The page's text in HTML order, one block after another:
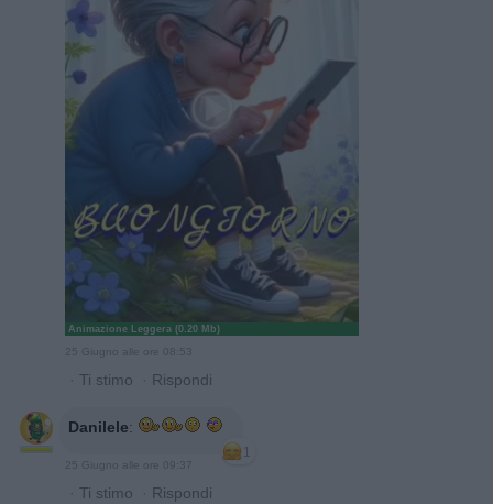
Animazione Leggera (0.20 Mb)
25 Giugno alle ore 08:53
· Ti stimo · Rispondi
Danilele:
1
25 Giugno alle ore 09:37
· Ti stimo · Rispondi